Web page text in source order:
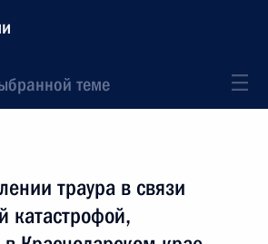
теме
траура в связи
катастрофой,